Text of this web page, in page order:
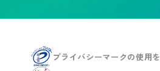
プライバシーマークの使用を